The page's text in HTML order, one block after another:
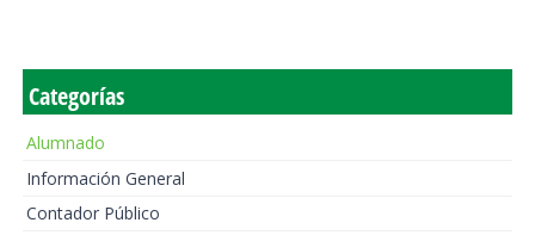
Categorías
Alumnado
Información General
Contador Público